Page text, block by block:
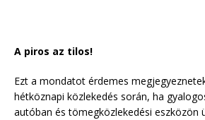
A piros az tilos!
Ezt a mondatot érdemes
hétköznapi közlekedés során, ha
autóban és tömegközlekedési eszközön